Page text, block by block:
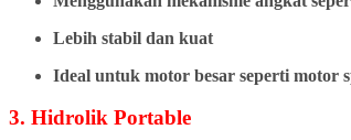
Lebih stabil dan kuat
Ideal untuk motor besar seperti motor
3. Hidrolik Portable